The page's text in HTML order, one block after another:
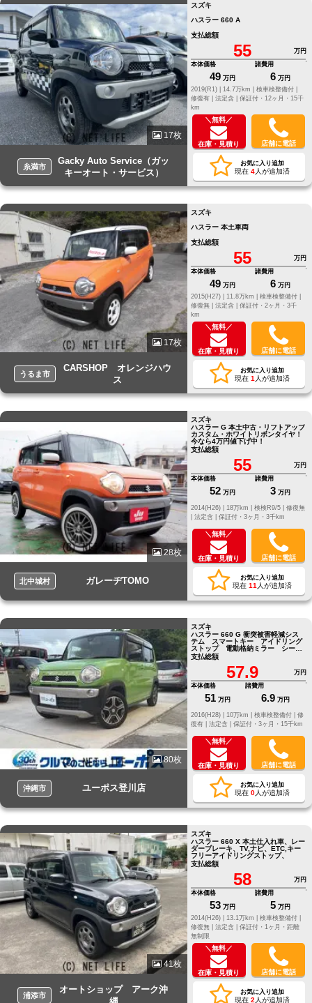
17枚
糸満市
Gacky Auto Service（ガッ
キーオート・サービス）
スズキ
ハスラー 660 A
支払総額
55
万円
本体価格
49 万円
諸費用
6 万円
2019(R1) |
14.7万km |
検車検整備付 |
修復有 | 法定含 | 保証付・12ヶ月・15千
km
＼無料／
在庫・見積り 店舗に電話
お気に入り追加
現在 4人が追加済
17枚
うるま市
CARSHOP オレンジハウ
ス
スズキ
ハスラー 本土車両
支払総額
55
万円
本体価格
49 万円
諸費用
6 万円
2015(H27) |
11.8万km |
検車検整備付 |
修復無 | 法定含 | 保証付・2ヶ月・3千
km
＼無料／
在庫・見積り 店舗に電話
お気に入り追加
現在 1 人が追加済
28枚
北中城村 ガレーヂTOMO
スズキ
ハスラー G 本土中古・リフトアップ
カスタム・ホワイトリボンタイヤ！
今なら4万円値下げ中！
支払総額
55
万円
本体価格
52 万円
諸費用
3 万円
修復無
法定含 | 保証付・3ヶ月・3千km
＼無料／
在庫・見積り 店舗に電話
お気に入り追加
現在 11 人が追加済
80枚
沖縄市 ユーポス登川店
スズキ
ハスラー 660 G 衝突被害軽減シス
テム スマートキー アイドリング
ストップ 電動格納ミラー シート
ヒーター
支払総額
57.9
万円
本体価格
51 万円
諸費用
6.9 万円
修
復有 | 法定含 | 保証付・3ヶ月・15千km
＼無料／
在庫・見積り 店舗に電話
お気に入り追加
現在 0人が追加済
41枚
浦添市
オートショップ アーク沖
スズキ
ハスラー 660 X 本土仕入れ車、レー
ダーブレーキ、TV,ナビ、ETC,キー
フリーアイドリングストップ、
支払総額
58
万円
本体価格
53 万円
諸費用
5 万円
2014(H26) |
13.1万km |
検車検整備付 |
修復無 | 法定含 | 保証付・1ヶ月・距離
無制限
＼無料／
在庫・見積り 店舗に電話
お気に入り追加
現在 2 人が追加済